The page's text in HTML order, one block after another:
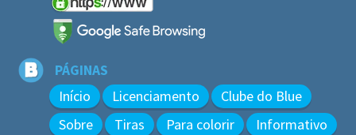
PÁGINAS
Início Licenciamento
Clube do Blue
Sobre
Tiras Para colorir Informativo